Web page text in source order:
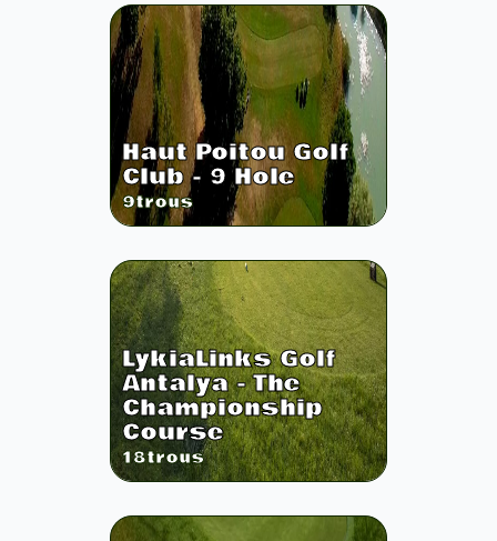
Haut Poitou Golf
Club - 9 Hole
9trous
LykiaLinks Golf
Antalya - The
Championship
Course
18trous